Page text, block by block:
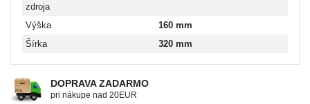
zdroja
Výška
160 mm
Šírka
320 mm
DOPRAVA ZADARMO
pri nákupe nad 20EUR